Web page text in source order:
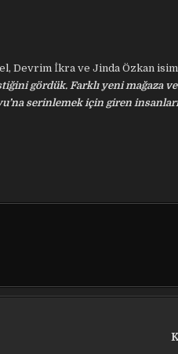
Devrim İkra ve Jinda Özkan
gördük. Farklı yeni mağaza
serinlemek için giren